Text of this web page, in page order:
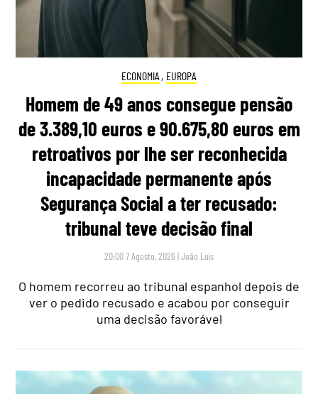
ECONOMIA , EUROPA
Homem de 49 anos consegue pensão
de 3.389,10 euros e 90.675,80 euros em
retroativos por lhe ser reconhecida
incapacidade permanente após
Segurança Social a ter recusado:
tribunal teve decisão final
20:00 7 Agosto, 2026 |João Luís
O homem recorreu ao tribunal espanhol depois de
ver o pedido recusado e acabou por conseguir
uma decisão favorável